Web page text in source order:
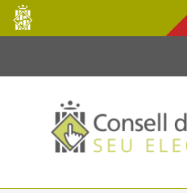
Salta al contingut principal
Consell
de
Mallorca